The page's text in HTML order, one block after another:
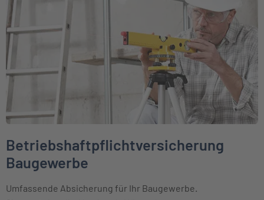
Betriebshaftpflichtversicherung
Baugewerbe
Umfassende Absicherung für Ihr Baugewerbe.